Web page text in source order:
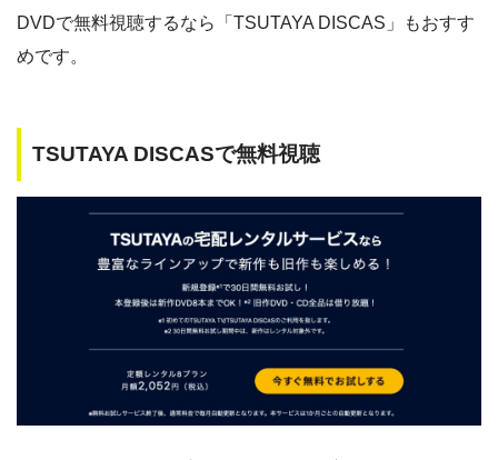
DVDで無料視聴するなら「TSUTAYA DISCAS」もおすす
めです。
TSUTAYA DISCASで無料視聴